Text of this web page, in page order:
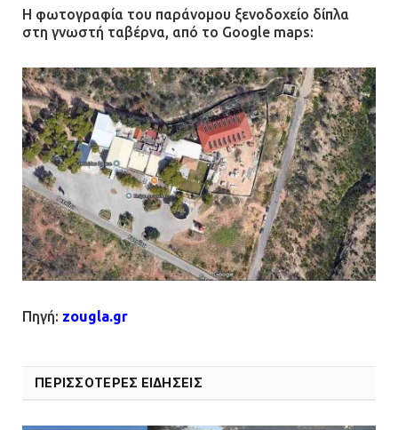
H φωτογραφία του παράνομου ξενοδοχείο δίπλα
στη γνωστή ταβέρνα, από το Google maps:
Πηγή: zougla.gr
ΠΕΡΙΣΣΟΤΕΡΕΣ ΕΙΔΗΣΕΙΣ